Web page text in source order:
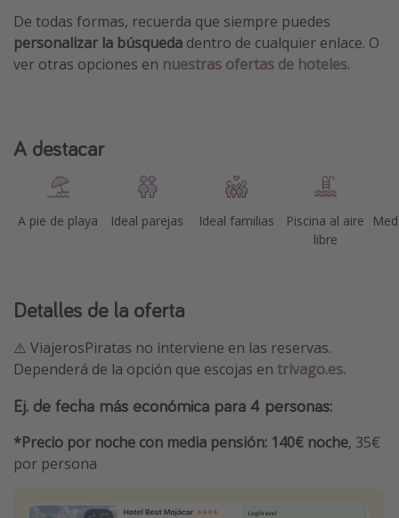
De todas formas, recuerda que siempre puedes
personalizar la búsqueda dentro de cualquier enlace. O
ver otras opciones en nuestras ofertas de hoteles.
A destacar
A pie de playa Ideal parejas Ideal familias
Piscina al aire
libre
Detalles de la oferta
⚠️ ViajerosPiratas no interviene en las reservas.
Dependerá de la opción que escojas en trivago.es.
Ej. de fecha más económica para 4 personas:
*Precio por noche con media pensión: 140€ noche, 35€
por persona